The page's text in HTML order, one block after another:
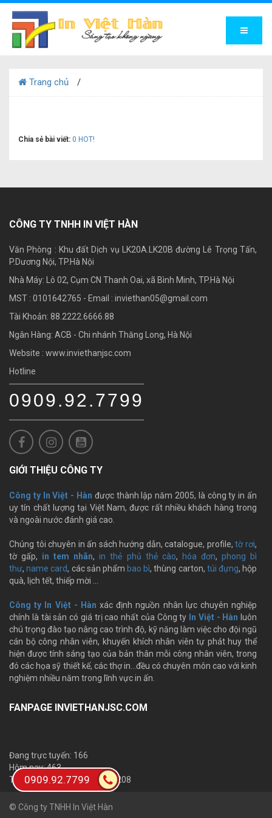
Trang chủ
Chia sẻ bài viết: 0 HOT!
CÔNG TY TNHH IN VIỆT HÀN
Văn Phòng : Khu đất Dịch vụ LK20A.LK20B đường Lê Trọng Tấn,
P.Dương Nội, TP.Hà Nội
Nhà Máy: Lô 02, Cụm CN Thanh Oai, xã Bình Minh, TP.Hà Nội
MST : 0101642765 - Email : inviethan05@gmail.com
Tài Khoản: 88.2222.6666.88
Ngân Hàng: ACB - Chi nhánh Thăng Long, Hà Nội
Website : www.inviethanjsc.com
Hotline
0909.92.7799
GIỚI THIỆU CÔNG TY
Công ty In Việt - Hàn được thành lập năm 2005, là công ty in ấn
uy tín chất lượng tại Việt Nam, được rất nhiều khách hàng trong
và ngoài nước đánh giá cao.
Chúng tôi chuyên in ấn sách hướng dẫn, catalogue, profile,tờ rơi,
tờ gấp, in tem nhãn,in thẻ phủ thẻ cào, hóa đơn, phong bì
thư,name card, các sản phẩm bao bì, thùng carton, túi đựng, hộp
quà, lịch tết, thiếp mời …
Công ty In Việt - Hàn xác định nguồn nhân lực chuyên nghiệp
chính là tài sản có giá trị cao nhất của Công ty In Việt - Hàn luôn
chú trọng đào tạo nâng cao trình độ, kỹ năng làm việc cho đội ngũ
cán bộ công nhân viên, khuyến khích nhân viên tự phát huy thể
hiện được tính sáng tạo của bản thân mỗi công nhân viên, trong
đó các họa sỹ thiết kế, các thợ in…đều có chuyên môn cao với kinh
nghiệm nhiều năm trong lĩnh vực in ấn.
FANPAGE INVIETHANJSC.COM
Đang trực tuyến: 166
Hôm nay: 463
Tổng số lượt truy cập: 1,683,208
© Công ty TNHH In Việt Hàn
0909.92.7799